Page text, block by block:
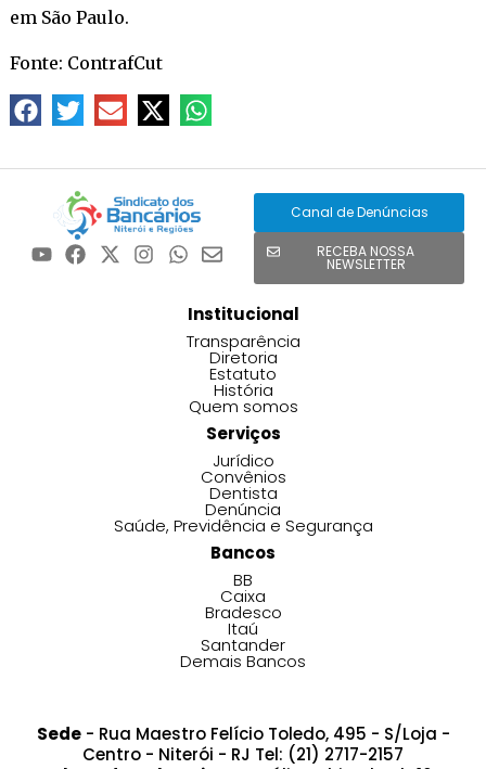
em São Paulo.
Fonte: ContrafCut
Canal de Denúncias
RECEBA NOSSA
NEWSLETTER
Institucional
Transparência
Diretoria
Estatuto
História
Quem somos
Serviços
Jurídico
Convênios
Dentista
Denúncia
Saúde, Previdência e Segurança
Bancos
BB
Caixa
Bradesco
Itaú
Santander
Demais Bancos
Sede- Rua Maestro Felício Toledo, 495 - S/Loja -
Centro - Niterói - RJ Tel: (21) 2717-2157